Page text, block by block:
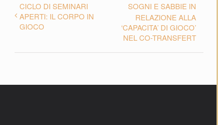
CICLO DI SEMINARI
APERTI: IL CORPO IN
GIOCO
SOGNI E SABBIE IN
RELAZIONE ALLA
‘CAPACITA’ DI GIOCO’
NEL CO-TRANSFERT